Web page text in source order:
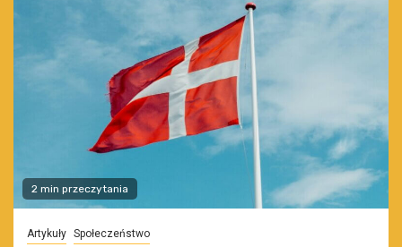
2 min przeczytania
Artykuły Społeczeństwo